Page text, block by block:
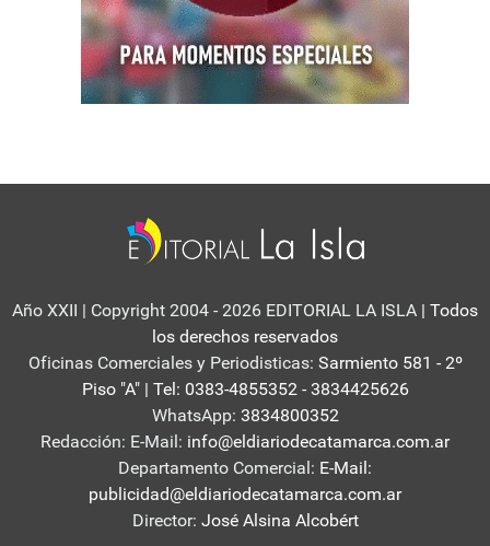
Año XXII | Copyright 2004 - 2026 EDITORIAL LA ISLA | Todos
los derechos reservados
Oficinas Comerciales y Periodisticas: Sarmiento 581 - 2º
Piso "A" | Tel: 0383-4855352 - 3834425626
WhatsApp: 3834800352
Redacción: E-Mail: info@eldiariodecatamarca.com.ar
Departamento Comercial: E-Mail:
publicidad@eldiariodecatamarca.com.ar
Director: José Alsina Alcobért